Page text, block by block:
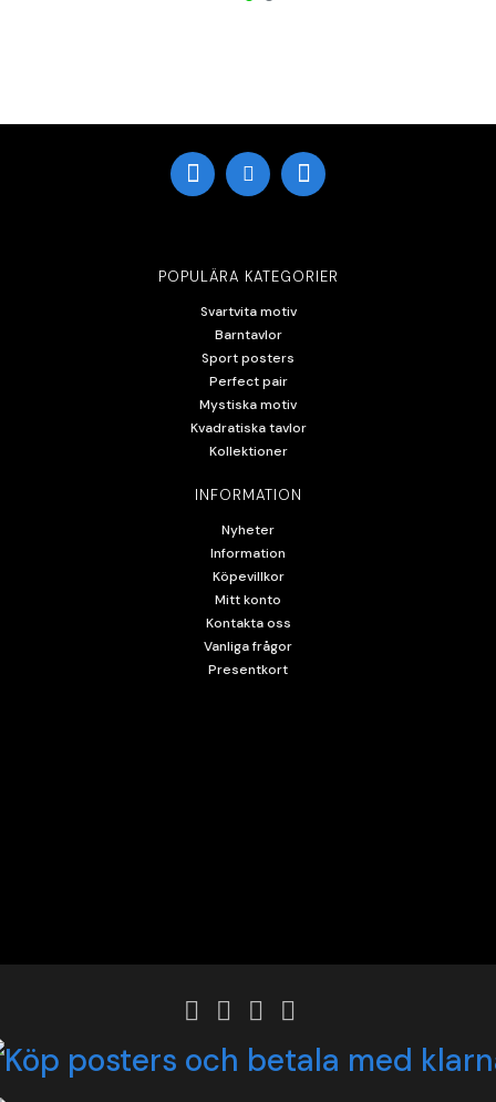
POPULÄRA KATEGORIER
Svartvita motiv
Barntavlor
Sport posters
Perfect pair
Mystiska motiv
Kvadratiska tavlor
Kollektioner
INFORMATION
Nyheter
Information
Köpevillkor
Mitt konto
Kontakta oss
Vanliga frågor
Presentkort